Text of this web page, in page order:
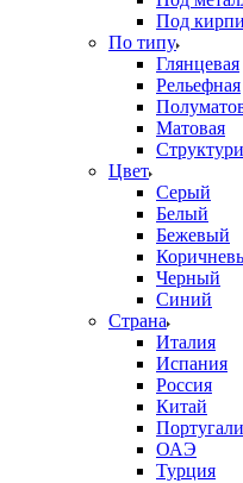
Под
По типу
Глянцевая
Рельефная
Матовая
Цвет
Серый
Белый
Бежевый
Черный
Синий
Страна
Италия
Испания
Россия
Китай
ОАЭ
Турция